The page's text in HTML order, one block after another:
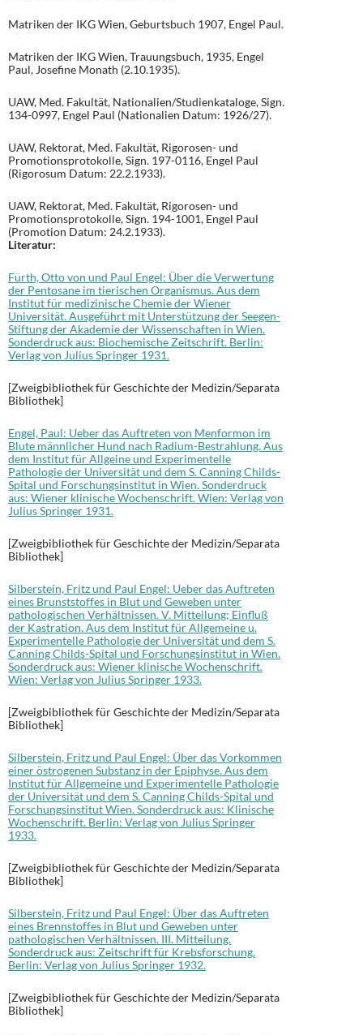
Matriken der IKG Wien, Geburtsbuch 1907, Engel Paul.
Matriken der IKG Wien, Trauungsbuch, 1935, Engel
Paul, Josefine Monath (2.10.1935).
UAW, Med. Fakultät, Nationalien/Studienkataloge, Sign.
134-0997, Engel Paul (Nationalien Datum: 1926/27).
UAW, Rektorat, Med. Fakultät, Rigorosen- und
Promotionsprotokolle, Sign. 197-0116, Engel Paul
(Rigorosum Datum: 22.2.1933).
UAW, Rektorat, Med. Fakultät, Rigorosen- und
Promotionsprotokolle, Sign. 194-1001, Engel Paul
(Promotion Datum: 24.2.1933).
Literatur:
Fürth, Otto von und Paul Engel: Über die Verwertung
der Pentosane im tierischen Organismus. Aus dem
Institut für medizinische Chemie der Wiener
Universität. Ausgeführt mit Unterstützung der Seegen-
Stiftung der Akademie der Wissenschaften in Wien.
Sonderdruck aus: Biochemische Zeitschrift. Berlin:
Verlag von Julius Springer 1931.
[Zweigbibliothek für Geschichte der Medizin/Separata
Bibliothek]
Engel, Paul: Ueber das Auftreten von Menformon im
Blute männlicher Hund nach Radium-Bestrahlung. Aus
dem Institut für Allgeine und Experimentelle
Pathologie der Universität und dem S. Canning Childs-
Spital und Forschungsinstitut in Wien. Sonderdruck
aus: Wiener klinische Wochenschrift. Wien: Verlag von
Julius Springer 1931.
[Zweigbibliothek für Geschichte der Medizin/Separata
Bibliothek]
Silberstein, Fritz und Paul Engel: Ueber das Auftreten
eines Brunststoffes in Blut und Geweben unter
pathologischen Verhältnissen. V. Mitteilung; Einfluß
der Kastration. Aus dem Institut für Allgemeine u.
Experimentelle Pathologie der Universität und dem S.
Canning Childs-Spital und Forschungsinstitut in Wien.
Sonderdruck aus: Wiener klinische Wochenschrift.
Wien: Verlag von Julius Springer 1933.
[Zweigbibliothek für Geschichte der Medizin/Separata
Bibliothek]
Silberstein, Fritz und Paul Engel: Über das Vorkommen
einer östrogenen Substanz in der Epiphyse. Aus dem
Institut für Allgemeine und Experimentelle Pathologie
der Universität und dem S. Canning Childs-Spital und
Forschungsinstitut Wien. Sonderdruck aus: Klinische
Wochenschrift. Berlin: Verlag von Julius Springer
1933.
[Zweigbibliothek für Geschichte der Medizin/Separata
Bibliothek]
Silberstein, Fritz und Paul Engel: Über das Auftreten
eines Brennstoffes in Blut und Geweben unter
pathologischen Verhältnissen. III. Mitteilung.
Sonderdruck aus: Zeitschrift für Krebsforschung.
Berlin: Verlag von Julius Springer 1932.
[Zweigbibliothek für Geschichte der Medizin/Separata
Bibliothek]